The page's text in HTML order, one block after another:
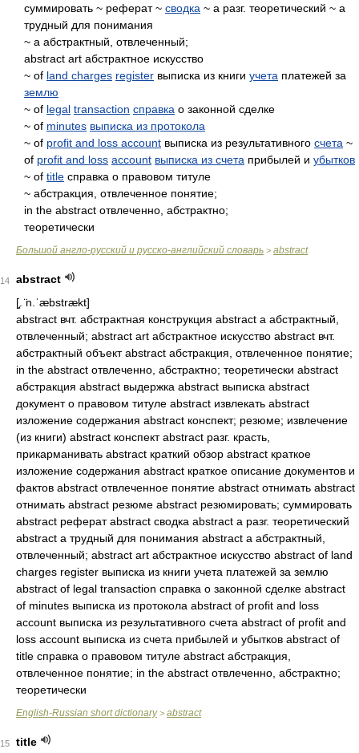
суммировать ~ реферат ~ сводка ~ a разг. теоретический ~ a
трудный для понимания
~ a абстрактный, отвлеченный;
abstract art абстрактное искусство
~ of land charges register выписка из книги учета платежей за
землю
~ of legal transaction справка о законной сделке
~ of minutes выписка из протокола
~ of profit and loss account выписка из результативного счета ~
of profit and loss account выписка из счета прибылей и убытков
~ of title справка о правовом титуле
~ абстракция, отвлеченное понятие;
in the abstract отвлеченно, абстрактно;
теоретически
Большой англо-русский и русско-английский словарь > abstract
14
abstract
[̘. ̈n.ˈæbstrækt]
abstract вчт. абстрактная конструкция abstract a абстрактный,
отвлеченный; abstract art абстрактное искусство abstract вчт.
абстрактный объект abstract абстракция, отвлеченное понятие;
in the abstract отвлеченно, абстрактно; теоретически abstract
абстракция abstract выдержка abstract выписка abstract
документ о правовом титуле abstract извлекать abstract
изложение содержания abstract конспект; резюме; извлечение
(из книги) abstract конспект abstract разг. красть,
прикарманивать abstract краткий обзор abstract краткое
изложение содержания abstract краткое описание документов и
фактов abstract отвлеченное понятие abstract отнимать abstract
отнимать abstract резюме abstract резюмировать; суммировать
abstract реферат abstract сводка abstract a разг. теоретический
abstract a трудный для понимания abstract a абстрактный,
отвлеченный; abstract art абстрактное искусство abstract of land
charges register выписка из книги учета платежей за землю
abstract of legal transaction справка о законной сделке abstract
of minutes выписка из протокола abstract of profit and loss
account выписка из результативного счета abstract of profit and
loss account выписка из счета прибылей и убытков abstract of
title справка о правовом титуле abstract абстракция,
отвлеченное понятие; in the abstract отвлеченно, абстрактно;
теоретически
English-Russian short dictionary> abstract
15
title